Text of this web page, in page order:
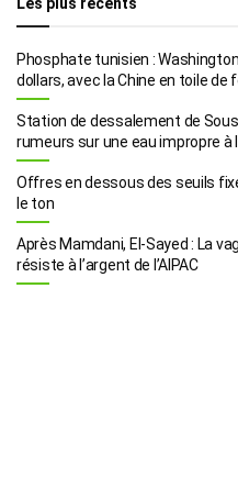
Phosphate tunisien :
dollars, avec la Chine en toile de
Station de dessalement de
rumeurs sur une eau impropre
Offres en dessous des seuils
le ton
Après Mamdani, El-Sayed : La
résiste à l’argent de l’AIPAC